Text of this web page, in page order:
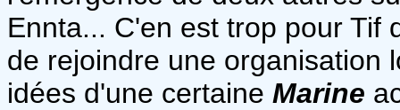
Ennta... C'en est trop pour Tif
de rejoindre une organisation
idées d'une certaine Marine